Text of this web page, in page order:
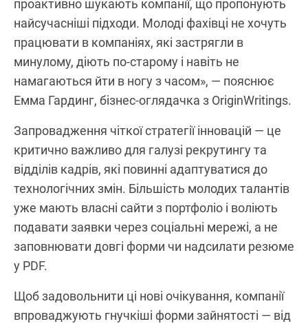
проактивно шукають компанії, що пропонують
найсучасніші підходи. Молоді фахівці не хочуть
працювати в компаніях, які застрягли в
минулому, діють по-старому і навіть не
намагаються йти в ногу з часом», — пояснює
Емма Гардинг, бізнес-оглядачка з OriginWritings.
Запровадження чіткої стратегії інновацій — це
критично важливо для галузі рекрутингу та
відділів кадрів, які повинні адаптуватися до
технологічних змін. Більшість молодих талантів
уже мають власні сайти з портфоліо і воліють
подавати заявки через соціальні мережі, а не
заповнювати довгі форми чи надсилати резюме
у PDF.
Щоб задовольнити ці нові очікування, компанії
впроваджують гнучкіші форми зайнятості — від